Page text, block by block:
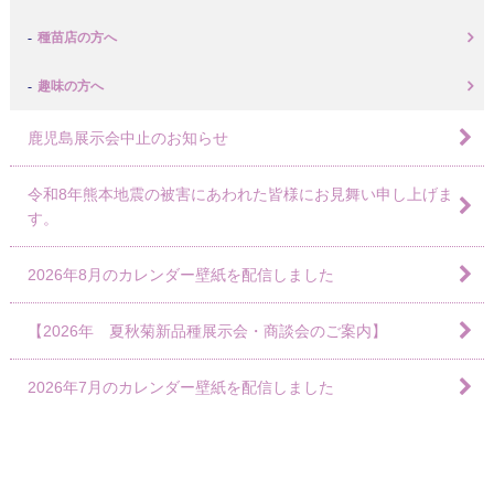
種苗店の方へ
趣味の方へ
鹿児島展示会中止のお知らせ
令和8年熊本地震の被害にあわれた皆様にお見舞い申し上げま
す。
2026年8月のカレンダー壁紙を配信しました
【2026年 夏秋菊新品種展示会・商談会のご案内】
2026年7月のカレンダー壁紙を配信しました